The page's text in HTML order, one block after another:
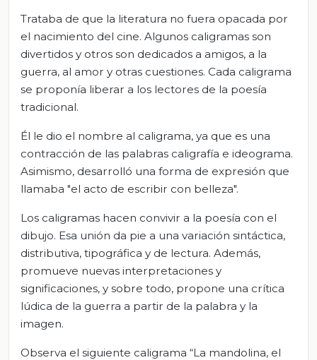
Trataba de que la literatura no fuera opacada por
el nacimiento del cine. Algunos caligramas son
divertidos y otros son dedicados a amigos, a la
guerra, al amor y otras cuestiones. Cada caligrama
se proponía liberar a los lectores de la poesía
tradicional.
Él le dio el nombre al caligrama, ya que es una
contracción de las palabras caligrafía e ideograma.
Asimismo, desarrolló una forma de expresión que
llamaba "el acto de escribir con belleza".
Los caligramas hacen convivir a la poesía con el
dibujo. Esa unión da pie a una variación sintáctica,
distributiva, tipográfica y de lectura. Además,
promueve nuevas interpretaciones y
significaciones, y sobre todo, propone una crítica
lúdica de la guerra a partir de la palabra y la
imagen.
Observa el siguiente caligrama “La mandolina, el